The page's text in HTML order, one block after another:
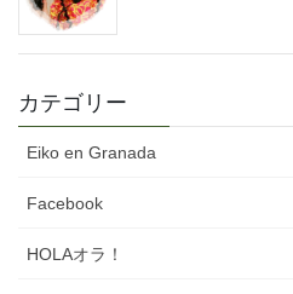
カテゴリー
Eiko en Granada
Facebook
HOLAオラ！